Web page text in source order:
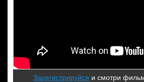
Зарегистрируйся и смотри